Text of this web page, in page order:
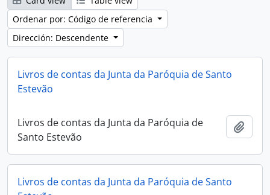
Ordenar por: Código de referencia
Dirección: Descendente
Livros de contas da Junta da Paróquia de Santo
Estevão
Livros de contas da Junta da Paróquia de
Santo Estevão
Livros de contas da Junta da Paróquia de Santo